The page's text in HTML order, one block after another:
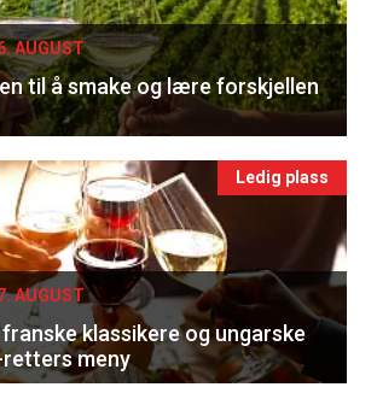
AUGUST
til å smake og lære forskjellen
Ledig plass
AUGUST
klassikere og ungarske
meny